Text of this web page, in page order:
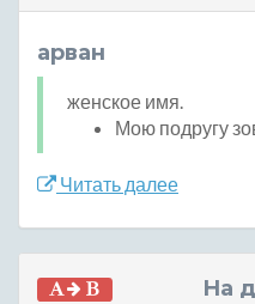
арван
женское имя.
Мою подругу
Читать далее
На